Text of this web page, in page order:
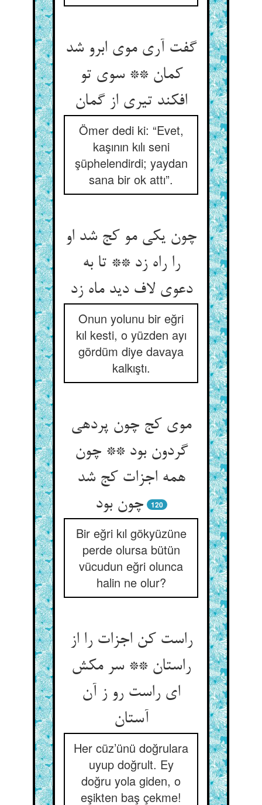
گفت آری موی ابرو شد
کمان ** سوی تو
افکند تیری از گمان‏
Ömer dedi ki: “Evet,
kaşının kılı seni
şüphelendirdi; yaydan
sana bir ok attı”.
چون یکی مو کج شد او
را راه زد ** تا به
دعوی لاف دید ماه زد
Onun yolunu bir eğri
kıl kesti, o yüzden ayı
gördüm diye davaya
kalkıştı.
موی کج چون پرده‏ی
گردون بود ** چون
همه اجزات کج شد
چون بود
120
Bir eğri kıl gökyüzüne
perde olursa bütün
vücudun eğri olunca
halin ne olur?
راست کن اجزات را از
راستان ** سر مکش
ای راست رو ز آن
آستان‏
Her cüz’ünü doğrulara
uyup doğrult. Ey
doğru yola giden, o
eşikten baş çekme!